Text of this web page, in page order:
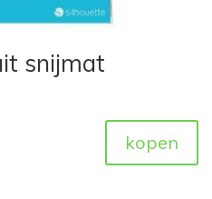
snijmat
kopen